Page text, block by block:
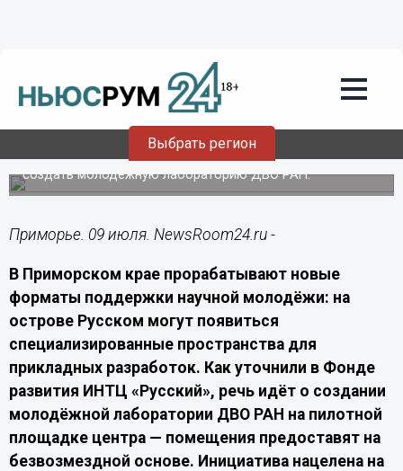
Выбрать регион
09.07.202609:40
В Приморье молодым учёным дадут
помещение под фабрику прототипов
В Приморье на площадке ИНТЦ «Русский» планируют
создать молодёжную лабораторию ДВО РАН.
Приморье. 09 июля. NewsRoom24.ru -
В Приморском крае прорабатывают новые
форматы поддержки научной молодёжи: на
острове Русском могут появиться
специализированные пространства для
прикладных разработок. Как уточнили в Фонде
развития ИНТЦ «Русский», речь идёт о создании
молодёжной лаборатории ДВО РАН на пилотной
площадке центра — помещения предоставят на
безвозмездной основе. Инициатива нацелена на